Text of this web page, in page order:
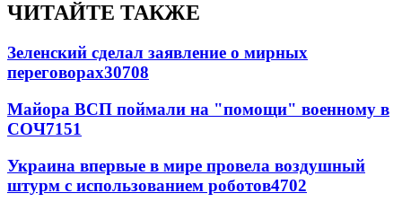
ЧИТАЙТЕ ТАКЖЕ
Зеленский сделал заявление о мирных
переговорах30708
Майора ВСП поймали на "помощи" военному в
СОЧ7151
Украина впервые в мире провела воздушный
штурм с использованием роботов4702